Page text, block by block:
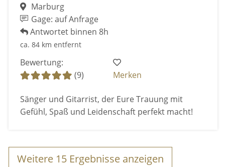
Marburg
Gage: auf Anfrage
Antwortet binnen 8h
ca. 84 km entfernt
Bewertung:
(9)
Merken
Sänger und Gitarrist, der Eure Trauung mit
Gefühl, Spaß und Leidenschaft perfekt macht!
Weitere 15 Ergebnisse anzeigen